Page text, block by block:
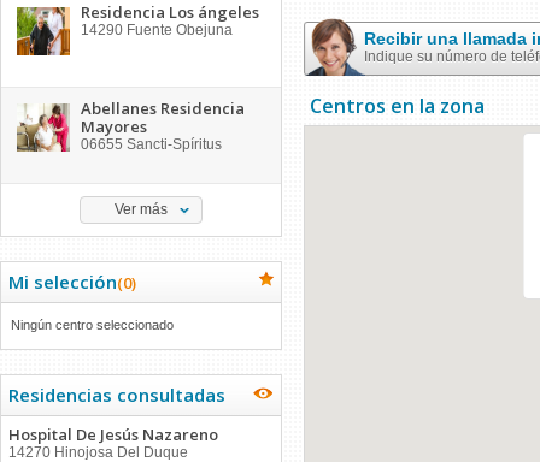
Residencia Los ángeles
14290 Fuente Obejuna
Abellanes Residencia
Mayores
06655 Sancti-Spíritus
Ver más
Mi selección(0)
Ningún centro seleccionado
Residencias consultadas
Hospital De Jesús Nazareno
14270 Hinojosa Del Duque
Recibir una llamada
Indique su número de
Centros en la zona